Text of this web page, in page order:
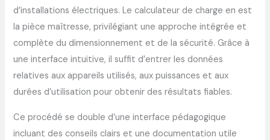
d’installations électriques. Le calculateur de charge en est
la pièce maîtresse, privilégiant une approche intégrée et
complète du dimensionnement et de la sécurité. Grâce à
une interface intuitive, il suffit d’entrer les données
relatives aux appareils utilisés, aux puissances et aux
durées d’utilisation pour obtenir des résultats fiables.
Ce procédé se double d’une interface pédagogique
incluant des conseils clairs et une documentation utile